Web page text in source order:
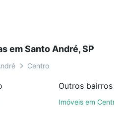
2 quartos à venda em
para conquistar seu sonho.
e você ainda conta com
e imobiliárias te ajudando
em Santo André, SP
Centro
Imóveis em Centro